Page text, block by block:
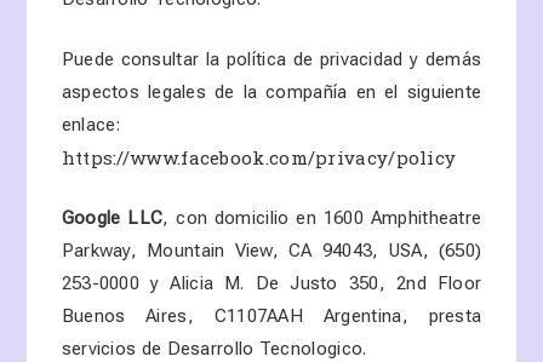
Puede consultar la política de privacidad y demás
aspectos legales de la compañía en el siguiente
enlace:
https://www.facebook.com/privacy/policy
Google LLC, con domicilio en 1600 Amphitheatre
Parkway, Mountain View, CA 94043, USA, (650)
253-0000y Alicia M. De Justo 350, 2nd Floor
Buenos Aires, C1107AAH Argentina, presta
servicios de Desarrollo Tecnologico.